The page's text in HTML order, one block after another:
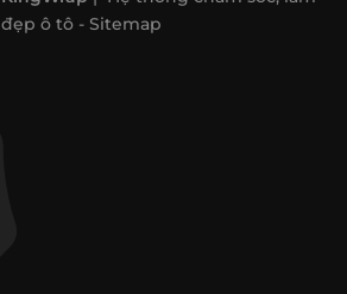
đẹp ô tô - Sitemap